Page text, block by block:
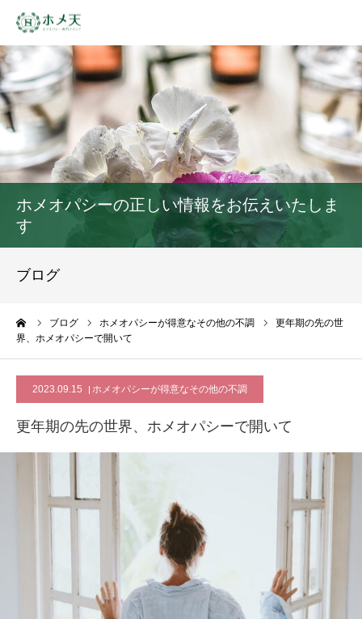
ホメオパシーの正しい情報をお伝えいたしま
す
ブログ
ブログ ホメオパシーが得意なその他の不調
更年期の先の世
界、ホメオパシーで開いて
2023.09.15 ホメオパシーが得意なその他の不調
更年期の先の世界、ホメオパシーで開いて
HOME
プロフィール
無料メルマガ
セッション